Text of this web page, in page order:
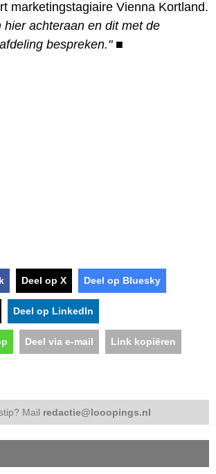
marketingstagiaire Vienna Kortland.
hier achteraan en dit met de
bespreken." ■
Deel op X Deel op Bluesky
Deel op LinkedIn
Deel via e-mail Link kopiëren
Mail redactie@looopings.nl